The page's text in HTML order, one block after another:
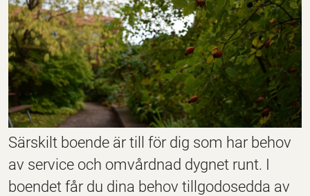
Särskilt boende är till för dig som har behov
av service och omvårdnad dygnet runt. I
boendet får du dina behov tillgodosedda av